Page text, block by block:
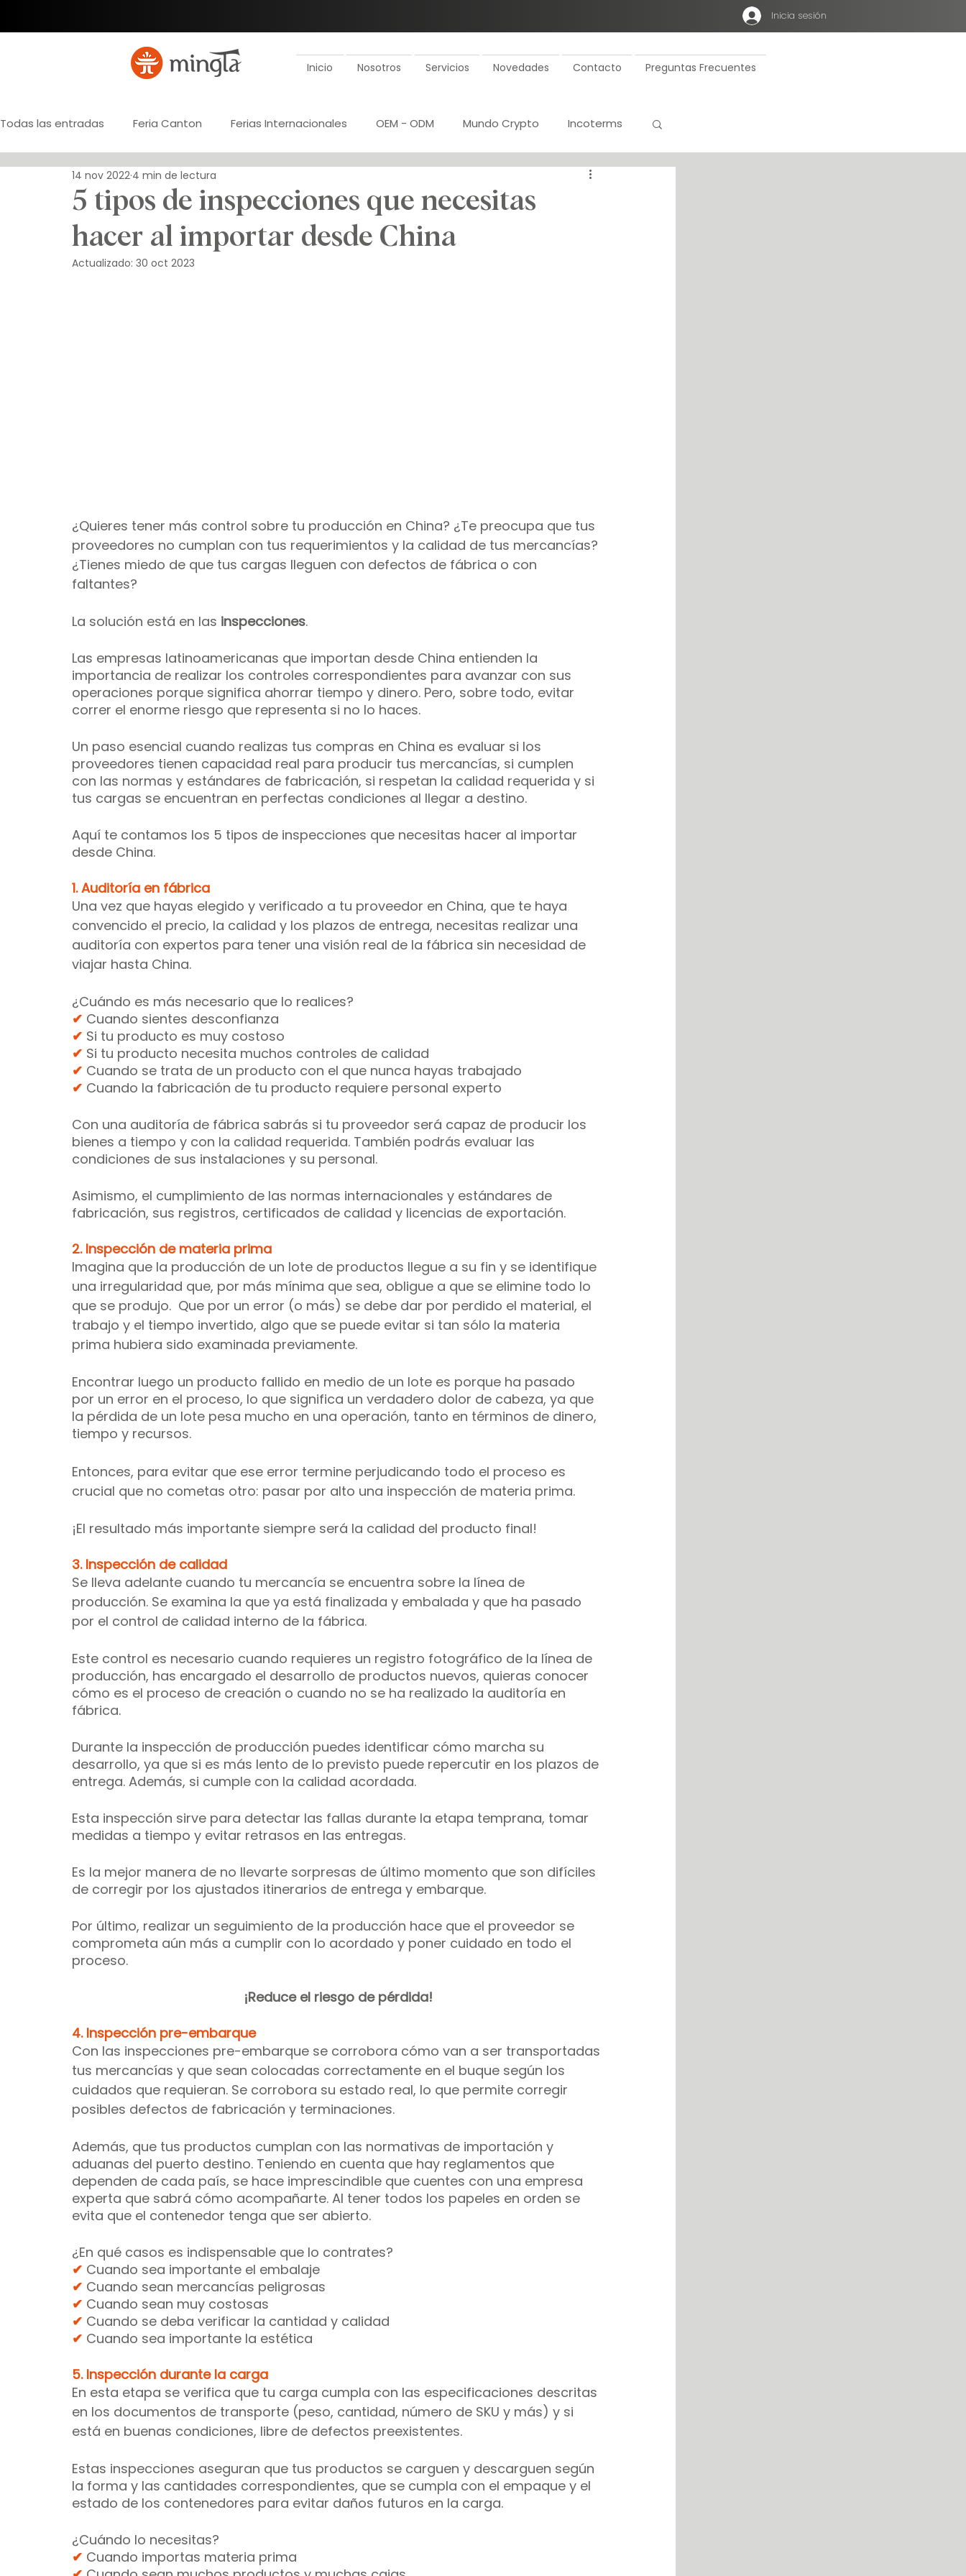
Inicia sesión
Inicio Nosotros Servicios Novedades Contacto Preguntas Frecuentes
Todas las entradas Feria Canton Ferias Internacionales OEM - ODM Mundo Crypto Incoterms
Registro de importador Marca propia
Gestión de pagos Paraguay Verificación de proveedores Inspecciones
5 tipos de inspecciones que necesitas
hacer al importar desde China
14 nov 2022 4 min de lectura
Actualizado: 30 oct 2023
¿Quieres tener más control sobre tu producción en China? ¿Te preocupa que tus
proveedores no cumplan con tus requerimientos y la calidad de tus mercancías?
¿Tienes miedo de que tus cargas lleguen con defectos de fábrica o con
faltantes?
La solución está en las inspecciones.
Las empresas latinoamericanas que importan desde China entienden la
importancia de realizar los controles correspondientes para avanzar con sus
operaciones porque significa ahorrar tiempo y dinero. Pero, sobre todo, evitar
correr el enorme riesgo que representa si no lo haces.
Un paso esencial cuando realizas tus compras en China es evaluar si los
proveedores tienen capacidad real para producir tus mercancías, si cumplen
con las normas y estándares de fabricación, si respetan la calidad requerida y si
tus cargas se encuentran en perfectas condiciones al llegar a destino.
Aquí te contamos los 5 tipos de inspecciones que necesitas hacer al importar
desde China.
1. Auditoría en fábrica
Una vez que hayas elegido y verificado a tu proveedor en China, que te haya
convencido el precio, la calidad y los plazos de entrega, necesitas realizar una
auditoría con expertos para tener una visión real de la fábrica sin necesidad de
viajar hasta China.
¿Cuándo es más necesario que lo realices?
✔ Cuando sientes desconfianza
✔ Si tu producto es muy costoso
✔ Si tu producto necesita muchos controles de calidad
✔ Cuando se trata de un producto con el que nunca hayas trabajado
✔ Cuando la fabricación de tu producto requiere personal experto
Con una auditoría de fábrica sabrás si tu proveedor será capaz de producir los
bienes a tiempo y con la calidad requerida. También podrás evaluar las
condiciones de sus instalaciones y su personal.
Asimismo, el cumplimiento de las normas internacionales y estándares de
fabricación, sus registros, certificados de calidad y licencias de exportación.
2. Inspección de materia prima
Imagina que la producción de un lote de productos llegue a su fin y se identifique
una irregularidad que, por más mínima que sea, obligue a que se elimine todo lo
que se produjo.  Que por un error (o más) se debe dar por perdido el material, el
trabajo y el tiempo invertido, algo que se puede evitar si tan sólo la materia
prima hubiera sido examinada previamente.
Encontrar luego un producto fallido en medio de un lote es porque ha pasado
por un error en el proceso, lo que significa un verdadero dolor de cabeza, ya que
la pérdida de un lote pesa mucho en una operación, tanto en términos de dinero,
tiempo y recursos.
Entonces, para evitar que ese error termine perjudicando todo el proceso es
crucial que no cometas otro: pasar por alto una inspección de materia prima.
¡El resultado más importante siempre será la calidad del producto final!
3. Inspección de calidad
Se lleva adelante cuando tu mercancía se encuentra sobre la línea de
producción. Se examina la que ya está finalizada y embalada y que ha pasado
por el control de calidad interno de la fábrica.
Este control es necesario cuando requieres un registro fotográfico de la línea de
producción, has encargado el desarrollo de productos nuevos, quieras conocer
cómo es el proceso de creación o cuando no se ha realizado la auditoría en
fábrica.
Durante la inspección de producción puedes identificar cómo marcha su
desarrollo, ya que si es más lento de lo previsto puede repercutir en los plazos de
entrega. Además, si cumple con la calidad acordada.
Esta inspección sirve para detectar las fallas durante la etapa temprana, tomar
medidas a tiempo y evitar retrasos en las entregas.
Es la mejor manera de no llevarte sorpresas de último momento que son difíciles
de corregir por los ajustados itinerarios de entrega y embarque.
Por último, realizar un seguimiento de la producción hace que el proveedor se
comprometa aún más a cumplir con lo acordado y poner cuidado en todo el
proceso.
¡Reduce el riesgo de pérdida!
4. Inspección pre-embarque
Con las inspecciones pre-embarque se corrobora cómo van a ser transportadas
tus mercancías y que sean colocadas correctamente en el buque según los
cuidados que requieran. Se corrobora su estado real, lo que permite corregir
posibles defectos de fabricación y terminaciones.
Además, que tus productos cumplan con las normativas de importación y
aduanas del puerto destino. Teniendo en cuenta que hay reglamentos que
dependen de cada país, se hace imprescindible que cuentes con una empresa
experta que sabrá cómo acompañarte. Al tener todos los papeles en orden se
evita que el contenedor tenga que ser abierto.
¿En qué casos es indispensable que lo contrates?
✔ Cuando sea importante el embalaje
✔ Cuando sean mercancías peligrosas
✔ Cuando sean muy costosas
✔ Cuando se deba verificar la cantidad y calidad
✔ Cuando sea importante la estética
5. Inspección durante la carga
En esta etapa se verifica que tu carga cumpla con las especificaciones descritas
en los documentos de transporte (peso, cantidad, número de SKU y más) y si
está en buenas condiciones, libre de defectos preexistentes.
Estas inspecciones aseguran que tus productos se carguen y descarguen según
la forma y las cantidades correspondientes, que se cumpla con el empaque y el
estado de los contenedores para evitar daños futuros en la carga.
¿Cuándo lo necesitas?
✔ Cuando importas materia prima